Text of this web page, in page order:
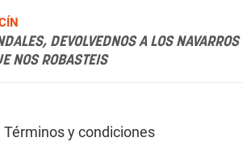
DEVOLVEDNOS A LOS NAVARROS
NOS ROBASTEIS
Términos y condiciones